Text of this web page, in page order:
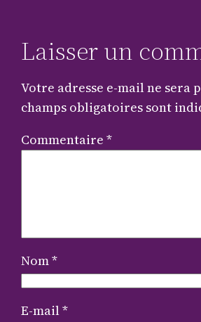
Laisser un
Votre adresse e-mail ne sera
champs obligatoires sont
Commentaire*
Nom*
E-mail*